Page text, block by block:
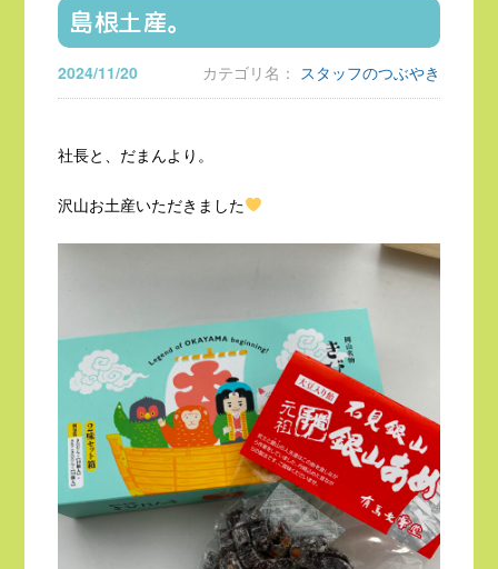
島根土産。
2024/11/20 カテゴリ名： スタッフのつぶやき
社長と、だまんより。
沢山お土産いただきました